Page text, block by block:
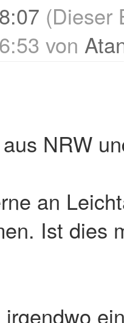
(Dieser
von
NRW
an
Ist dies